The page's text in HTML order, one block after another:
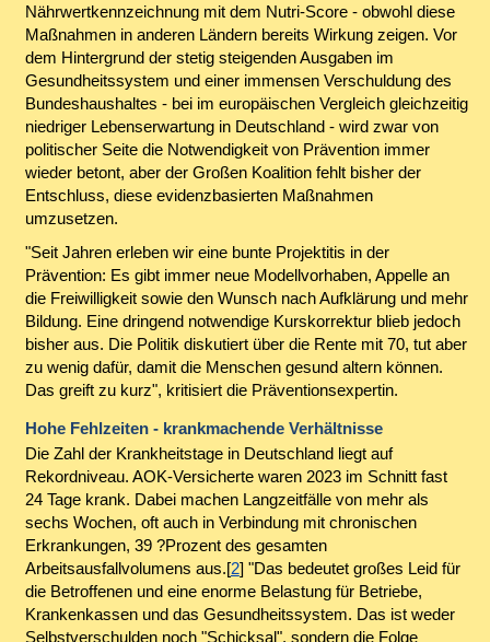
Nährwertkennzeichnung mit dem Nutri-Score - obwohl diese
Maßnahmen in anderen Ländern bereits Wirkung zeigen. Vor
dem Hintergrund der stetig steigenden Ausgaben im
Gesundheitssystem und einer immensen Verschuldung des
Bundeshaushaltes - bei im europäischen Vergleich gleichzeitig
niedriger Lebenserwartung in Deutschland - wird zwar von
politischer Seite die Notwendigkeit von Prävention immer
wieder betont, aber der Großen Koalition fehlt bisher der
Entschluss, diese evidenzbasierten Maßnahmen
umzusetzen.
"Seit Jahren erleben wir eine bunte Projektitis in der
Prävention: Es gibt immer neue Modellvorhaben, Appelle an
die Freiwilligkeit sowie den Wunsch nach Aufklärung und mehr
Bildung. Eine dringend notwendige Kurskorrektur blieb jedoch
bisher aus. Die Politik diskutiert über die Rente mit 70, tut aber
zu wenig dafür, damit die Menschen gesund altern können.
Das greift zu kurz", kritisiert die Präventionsexpertin.
Hohe Fehlzeiten - krankmachende Verhältnisse
Die Zahl der Krankheitstage in Deutschland liegt auf
Rekordniveau. AOK-Versicherte waren 2023 im Schnitt fast
24 Tage krank. Dabei machen Langzeitfälle von mehr als
sechs Wochen, oft auch in Verbindung mit chronischen
Erkrankungen, 39 ?Prozent des gesamten
Arbeitsausfallvolumens aus.[2] "Das bedeutet großes Leid für
die Betroffenen und eine enorme Belastung für Betriebe,
Krankenkassen und das Gesundheitssystem. Das ist weder
Selbstverschulden noch "Schicksal", sondern die Folge